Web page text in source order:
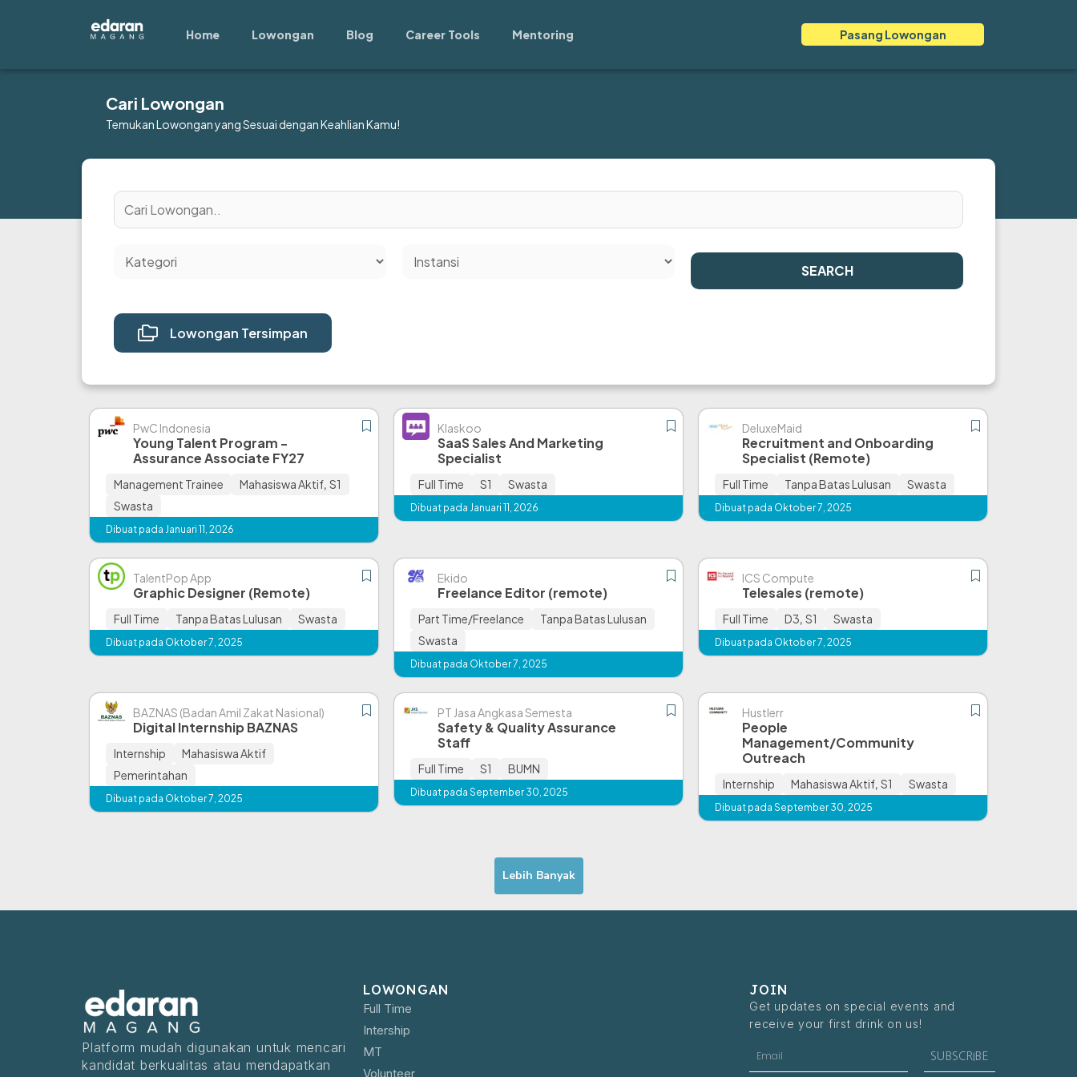
Home Lowongan Blog Career Tools Mentoring Pasang Lowongan
Cari Lowongan
Temukan Lowongan yang Sesuai dengan Keahlian Kamu!
SEARCH
Lowongan Tersimpan
PwC Indonesia
Young Talent Program -
Assurance Associate FY27
Management Trainee Mahasiswa Aktif, S1
Swasta
Dibuat pada Januari 11, 2026
Klaskoo
SaaS Sales And Marketing
Specialist
Full Time S1 Swasta
Dibuat pada Januari 11, 2026
DeluxeMaid
Recruitment and Onboarding
Specialist (Remote)
Full Time Tanpa Batas Lulusan Swasta
Dibuat pada Oktober 7, 2025
TalentPop App
Graphic Designer (Remote)
Full Time Tanpa Batas Lulusan Swasta
Dibuat pada Oktober 7, 2025
Ekido
Freelance Editor (remote)
Part Time/Freelance
Tanpa Batas Lulusan
Swasta
Dibuat pada Oktober 7, 2025
ICS Compute
Telesales (remote)
Full Time D3, S1 Swasta
Dibuat pada Oktober 7, 2025
BAZNAS (Badan Amil Zakat Nasional)
Digital Internship BAZNAS
Internship
Mahasiswa Aktif
Pemerintahan
Dibuat pada Oktober 7, 2025
PT Jasa Angkasa Semesta
Safety & Quality Assurance
Staff
Full Time S1 BUMN
Dibuat pada September 30, 2025
Hustlerr
People
Management/Community
Outreach
Internship Mahasiswa Aktif, S1 Swasta
Dibuat pada September 30, 2025
Lebih Banyak
Platform mudah digunakan untuk mencari
kandidat berkualitas atau mendapatkan
LOWONGAN
Full Time
Intership
MT
Volunteer
JOIN
Get updates on special events and
receive your first drink on us!
Email SUBSCRIBE